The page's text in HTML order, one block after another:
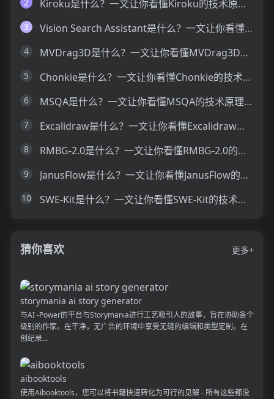
Kiroku是什么？一文让你看懂Kiroku的技术原理、主要功能、应用场景
3 Vision Search Assistant是什么？一文让你看懂Vision Search Assistant的技术原理、主要功能、应用场景
4 MVDrag3D是什么？一文让你看懂MVDrag3D的技术原理、主要功能、应用场景
5 Chonkie是什么？一文让你看懂Chonkie的技术原理、主要功能、应用场景
6 MSQA是什么？一文让你看懂MSQA的技术原理、主要功能、应用场景
7 Excalidraw是什么？一文让你看懂Excalidraw的技术原理、主要功能、应用场景
8 RMBG-2.0是什么？一文让你看懂RMBG-2.0的技术原理、主要功能、应用场景
9 JanusFlow是什么？一文让你看懂JanusFlow的技术原理、主要功能、应用场景
10 SWE-Kit是什么？一文让你看懂SWE-Kit的技术原理、主要功能、应用场景
猜你喜欢 更多+
storymania ai story generator
与AI -Power的平台与Storymania进行工艺吸引人的故事，旨在协助各个
级别的作家。在干净，无广告的环境中享受无缝的编辑和类型定制。在
创纪录...
aibooktools
使用Aibooktools，您可以将书籍快速转化为可行的见解 - 所有这些都没